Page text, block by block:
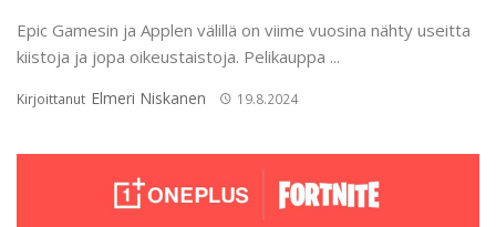
Epic Gamesin ja Applen välillä on viime vuosina nähty useitta
kiistoja ja jopa oikeustaistoja. Pelikauppa ...
Kirjoittanut Elmeri Niskanen 19.8.2024